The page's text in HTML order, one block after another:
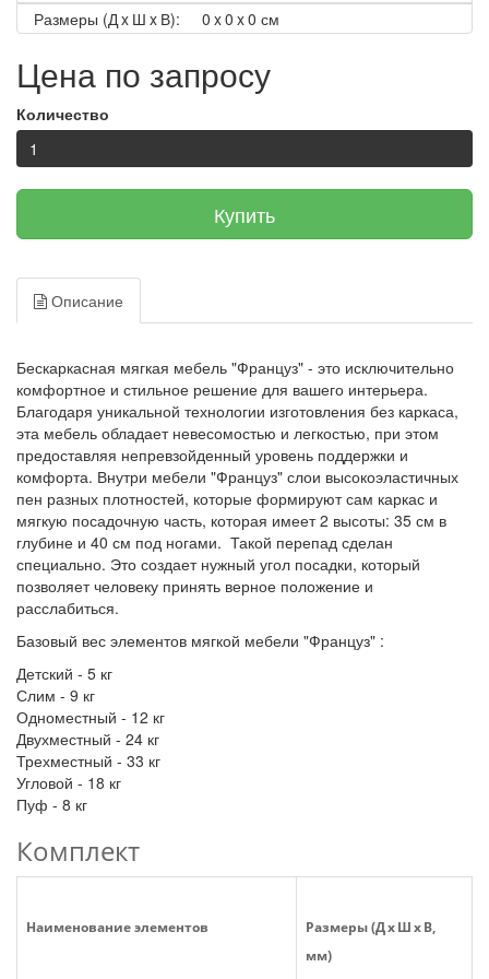
Размеры (Д x Ш x В):
0 x 0 x 0 см
Цена по запросу
Количество
Купить
Описание
Бескаркасная мягкая мебель "Француз" - это исключительно
комфортное и стильное решение для вашего интерьера.
Благодаря уникальной технологии изготовления без каркаса,
эта мебель обладает невесомостью и легкостью, при этом
предоставляя непревзойденный уровень поддержки и
комфорта. Внутри мебели "Француз" слои высокоэластичных
пен разных плотностей, которые формируют сам каркас и
мягкую посадочную часть, которая имеет2 высоты: 35 см в
глубине и 40 см под ногами. Такой перепад сделан
специально. Это создает нужный угол посадки, который
позволяет человеку принять верное положение и
расслабиться.
Базовый вес элементов мягкой мебели "Француз" :
Детский - 5 кг
Слим - 9 кг
Одноместный - 12 кг
Двухместный - 24 кг
Трехместный - 33 кг
Угловой - 18 кг
Пуф - 8 кг
Комплект
Наименование элементов
Размеры (Д x Ш x В,
мм)